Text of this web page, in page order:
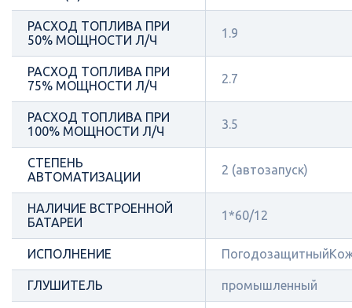
РАСХОД ТОПЛИВА ПРИ
50% МОЩНОСТИ Л/Ч
1.9
РАСХОД ТОПЛИВА ПРИ
75% МОЩНОСТИ Л/Ч
2.7
РАСХОД ТОПЛИВА ПРИ
100% МОЩНОСТИ Л/Ч
3.5
СТЕПЕНЬ
АВТОМАТИЗАЦИИ
2 (автозапуск)
НАЛИЧИЕ ВСТРОЕННОЙ
БАТАРЕИ
1*60/12
ИСПОЛНЕНИЕ
ГЛУШИТЕЛЬ промышленный